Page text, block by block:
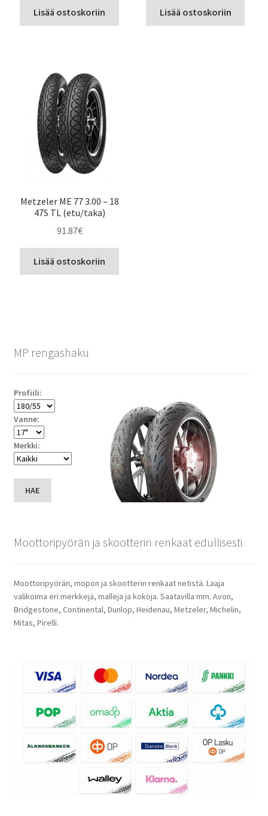
Lisää ostoskoriin Lisää ostoskoriin
Metzeler ME 77 3.00 – 18
47S TL (etu/taka)
91.87€
Lisää ostoskoriin
MP rengashaku
Profiili:
Vanne:
Merkki:
HAE
Moottoripyörän ja skootterin renkaat edullisesti
Moottoripyörän, mopon ja skootterin renkaat netistä. Laaja
valikoima eri merkkejä, malleja ja kokoja. Saatavilla mm. Avon,
Bridgestone, Continental, Dunlop, Heidenau, Metzeler, Michelin,
Mitas, Pirelli.